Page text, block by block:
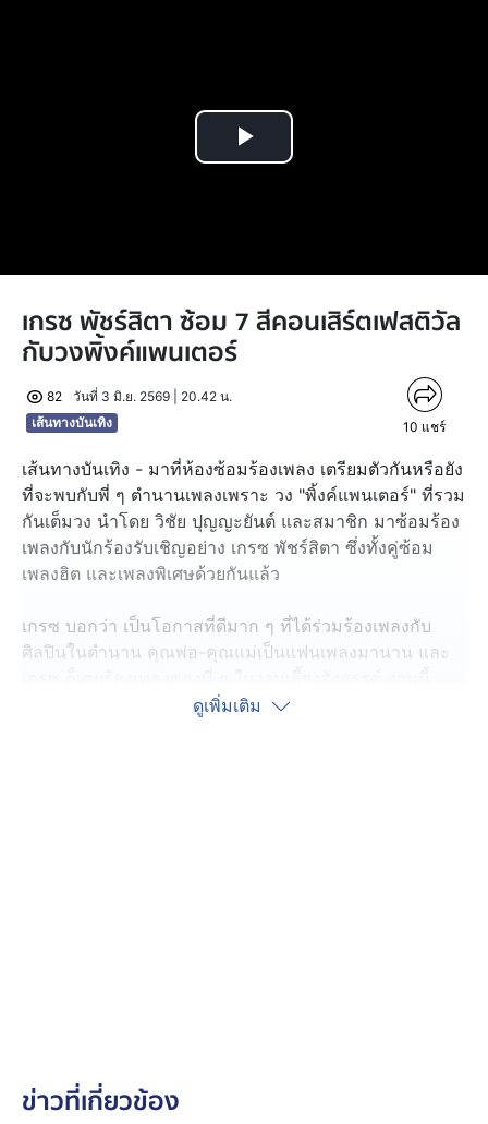
Play
เกรซ พัชร์สิตา ซ้อม 7 สีคอนเสิร์ตเฟสติวัล
กับวงพิ้งค์แพนเตอร์
82
วันที่ 3 มิ.ย. 2569 | 20.42 น.
เส้นทางบันเทิง
10 แชร์
เส้นทางบันเทิง - มาที่ห้องซ้อมร้องเพลง เตรียมตัวกันหรือยัง
ที่จะพบกับพี่ ๆ ตำนานเพลงเพราะ วง "พิ้งค์แพนเตอร์" ที่รวม
กันเต็มวง นำโดย วิชัย ปุญญะยันต์ และสมาชิก มาซ้อมร้อง
เพลงกับนักร้องรับเชิญอย่าง เกรซ พัชร์สิตา ซึ่งทั้งคู่ซ้อม
เพลงฮิต และเพลงพิเศษด้วยกันแล้ว
เกรซ บอกว่า เป็นโอกาสที่ดีมาก ๆ ที่ได้ร่วมร้องเพลงกับ
ศิลปินในตำนาน คุณพ่อ-คุณแม่เป็นแฟนเพลงมานาน และ
เกรซ ตั้งใจมาก ส่วนพี่ ๆ วงพิ้งค์แพนเตอร์ ก็รู้สึกดีใจที่ได้คัม
ดูเพิ่มเติม
ข่าวที่เกี่ยวข้อง